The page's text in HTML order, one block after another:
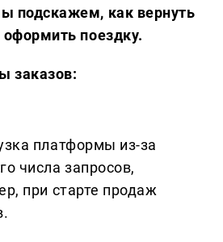
подскажем, как вернуть
оформить поездку.
заказов:
платформы из-за
числа запросов,
при старте продаж